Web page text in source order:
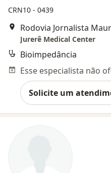
CRN10 - 0439
Jurerê Medical Center
Bioimpedância
Solicite um